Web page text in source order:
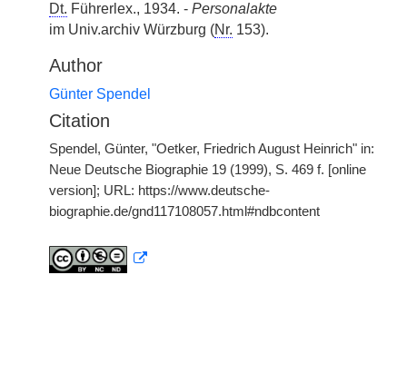
Dt. Führerlex., 1934. - Personalakte
im Univ.archiv Würzburg (Nr. 153).
Author
Günter Spendel
Citation
Spendel, Günter, "Oetker, Friedrich August Heinrich" in:
Neue Deutsche Biographie 19 (1999), S. 469 f. [online
version]; URL: https://www.deutsche-
biographie.de/gnd117108057.html#ndbcontent